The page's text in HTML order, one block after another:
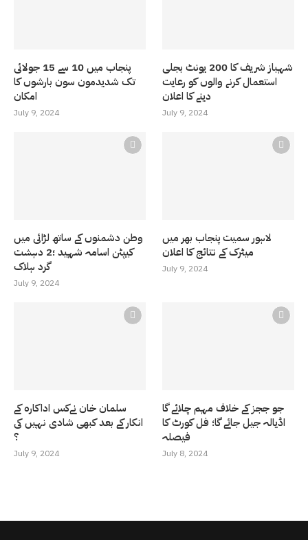
پنجاب میں 10 سے 15 جولائی
تک شدیدمون سون بارشوں کا
امکان
July 9, 2024
شہباز شریف کا 200 یونٹ بجلی
استعمال کرنے والوں کو رعایت
دینے کا اعلان
July 9, 2024
وطن دشمنوں کے ساتھ لڑائی میں
کیپٹن اسامہ شہید ؛2 دہشت
گرد ہلاک
July 9, 2024
لاہور سمیت پنجاب بھر میں
میٹرک کے نتائج کا اعلان
July 9, 2024
سلمان خان نےکس اداکارہ کے
انکار کے بعد کبھی شادی نہیں کی
؟
July 9, 2024
جو ججز کے خلاف مہم چلائے گا
اڈیالہ جیل جائے گا؛ فل کورٹ کا
فیصلہ
July 8, 2024